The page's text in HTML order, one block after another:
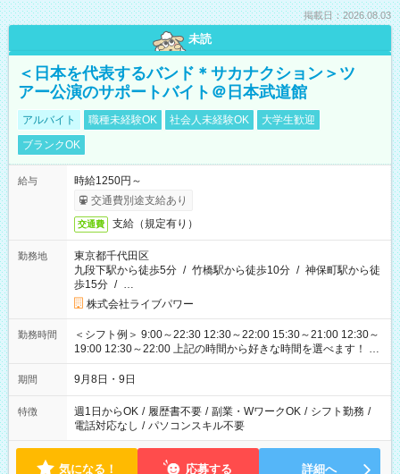
掲載日：2026.08.03
未読
＜日本を代表するバンド＊サカナクション＞ツ
アー公演のサポートバイト＠日本武道館
アルバイト 職種未経験OK 社会人未経験OK
大学生歓迎
ブランクOK
給与
時給1250円～
交通費別途支給あり
交通費 支給（規定有り）
勤務地
東京都千代田区
九段下駅から徒歩5分 / 竹橋駅から徒歩10分 / 神保町駅から徒
歩15分 / …
株式会社ライブパワー
勤務時間
＜シフト例＞ 9:00～22:30 12:30～22:00 15:30～21:00 12:30～
19:00 12:30～22:00 上記の時間から好きな時間を選べます！ ※
時間は変更となる可能性があります
期間 9月8日・9日
特徴 週1日からOK / 履歴書不要 / 副業・WワークOK / シフト勤務 /
電話対応なし / パソコンスキル不要
気になる！ 応募する 詳細へ